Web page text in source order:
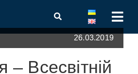
26.03.2019
– Всесвітній